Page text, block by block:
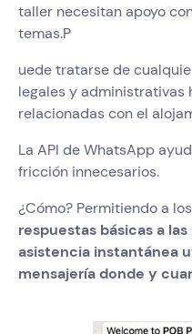
taller necesitan apoyo
temas.P
uede tratarse de
legales y administrativas
relacionadas con el
La API de WhatsApp
fricción innecesarios.
¿Cómo? Permitiendo a
respuestas básicas a
asistencia instantánea
mensajería donde y